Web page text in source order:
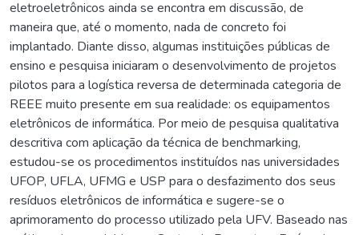
eletroeletrônicos ainda se encontra em discussão, de
maneira que, até o momento, nada de concreto foi
implantado. Diante disso, algumas instituições públicas de
ensino e pesquisa iniciaram o desenvolvimento de projetos
pilotos para a logística reversa de determinada categoria de
REEE muito presente em sua realidade: os equipamentos
eletrônicos de informática. Por meio de pesquisa qualitativa
descritiva com aplicação da técnica de benchmarking,
estudou-se os procedimentos instituídos nas universidades
UFOP, UFLA, UFMG e USP para o desfazimento dos seus
resíduos eletrônicos de informática e sugere-se o
aprimoramento do processo utilizado pela UFV. Baseado nas